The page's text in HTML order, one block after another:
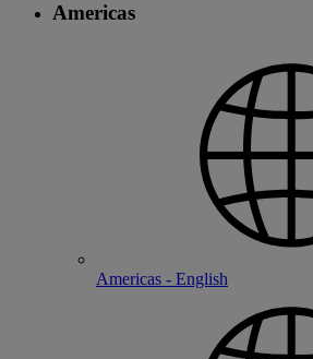
Americas
Americas - English